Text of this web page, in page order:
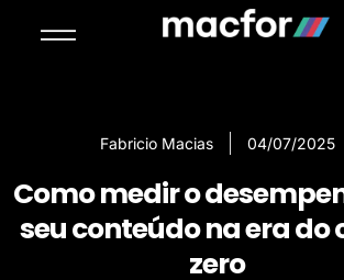
Fabricio Macias 04/07/2025
Como medir o
seu conteúdo na era do
zero